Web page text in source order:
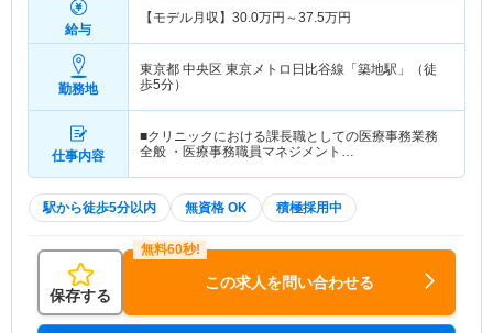
給与
【モデル月収】 30.0万円～37.5万円
勤務地
東京都 中央区 東京メトロ日比谷線「築地駅」（徒
歩5分）
仕事内容
■クリニックにおける課長職としての医療事務業務
全般 ・医療事務職員マネジメント…
駅から徒歩5分以内 無資格 OK 積極採用中
保存する
この求人を問い合わせる